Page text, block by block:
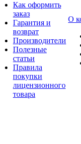
Как оформить
заказ
Гарантия и
возврат
Производители
Полезные
статьи
Правила
покупки
лицензионного
товара
О